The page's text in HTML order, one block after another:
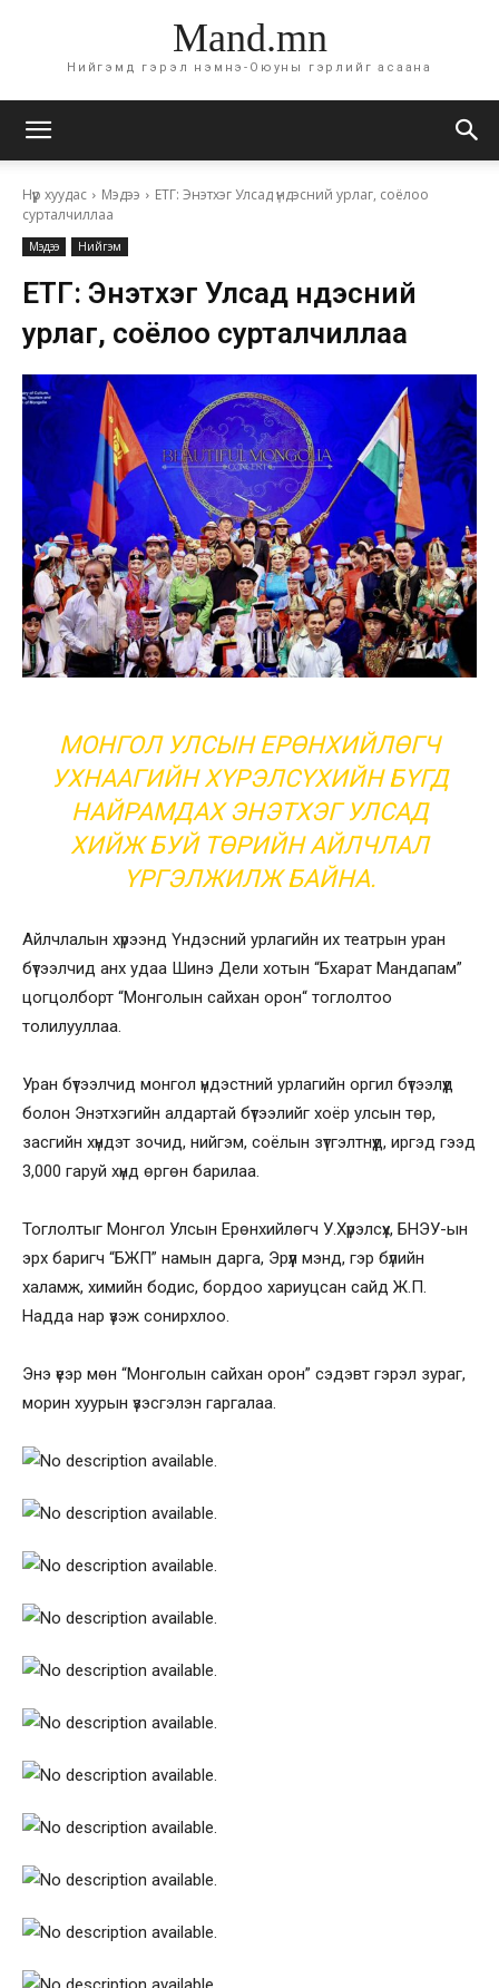
Mand.mn
Нийгэмд гэрэл нэмнэ-Оюуны гэрлийг асаана
Нүүр хуудас Мэдээ
ЕТГ: Энэтхэг Улсад үндэсний урлаг, соёлоо
сурталчиллаа
Мэдээ Нийгэм
ЕТГ: Энэтхэг Улсад үндэсний
урлаг, соёлоо сурталчиллаа
МОНГОЛ УЛСЫН ЕРӨНХИЙЛӨГЧ
УХНААГИЙН ХҮРЭЛСҮХИЙН БҮГД
НАЙРАМДАХЭНЭТХЭГ УЛСАД
ХИЙЖ БУЙ ТӨРИЙН АЙЛЧЛАЛ
ҮРГЭЛЖИЛЖ БАЙНА.
Айлчлалын хүрээнд Үндэсний урлагийн их театрын уран
бүтээлчид анх удаа Шинэ Дели хотын “Бхарат Мандапам”
цогцолборт “Монголын сайхан орон“ тоглолтоо
толилууллаа.
Уран бүтээлчид монгол үндэстний урлагийн оргил бүтээлүүд
болон Энэтхэгийн алдартай бүтээлийг хоёр улсын төр,
засгийн хүндэт зочид, нийгэм, соёлын зүтгэлтнүүд, иргэд гээд
3,000 гаруй хүнд өргөн барилаа.
Тоглолтыг Монгол Улсын Ерөнхийлөгч У.Хүрэлсүх, БНЭУ-ын
эрх баригч “БЖП” намын дарга, Эрүүл мэнд, гэр бүлийн
халамж, химийн бодис, бордоо хариуцсан сайд Ж.П.
Надда нар үзэж сонирхлоо.
Энэ үеэр мөн “Монголын сайхан орон” сэдэвт гэрэл зураг,
морин хуурын үзэсгэлэн гаргалаа.